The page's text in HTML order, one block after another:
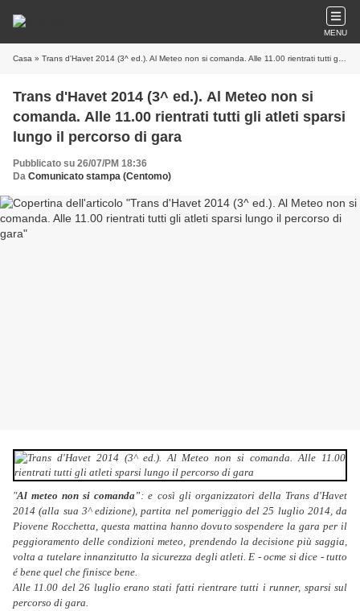
MENU
Casa » Trans d'Havet 2014 (3^ ed.). Al Meteo non si comanda. Alle 11.00 rientrati tutti gli atleti sparsi lungo il percorso di gara
Trans d'Havet 2014 (3^ ed.). Al Meteo non si
comanda. Alle 11.00 rientrati tutti gli atleti sparsi
lungo il percorso di gara
Pubblicato su 26/07/PM 18:36
Da Comunicato stampa (Centomo)
"Al meteo non si comanda": e così gli organizzatori della Trans d'Havet
2014 (alla sua 3^ edizione), partita nel pomeriggio del 25 luglio 2014, da
Piovene Rocchetta, questa mattina hanno dovuto sospendere la gara per il
peggioramento delle condizioni meteo, prendendo la decisione più saggia,
volta a tutelare innanzitutto la sicurezza degli atleti. E - ocme si dice - tutto
é bene quel che finisce bene.
Alle 11.00 del 26 luglio erano stati fatti rientrare tutti i runner, sparsi sul
percorso di gara.